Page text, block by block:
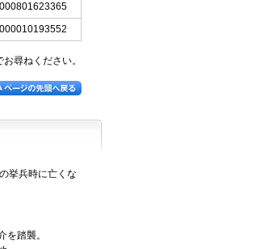
尋ねください。
挙兵時に亡くな
踏襲。